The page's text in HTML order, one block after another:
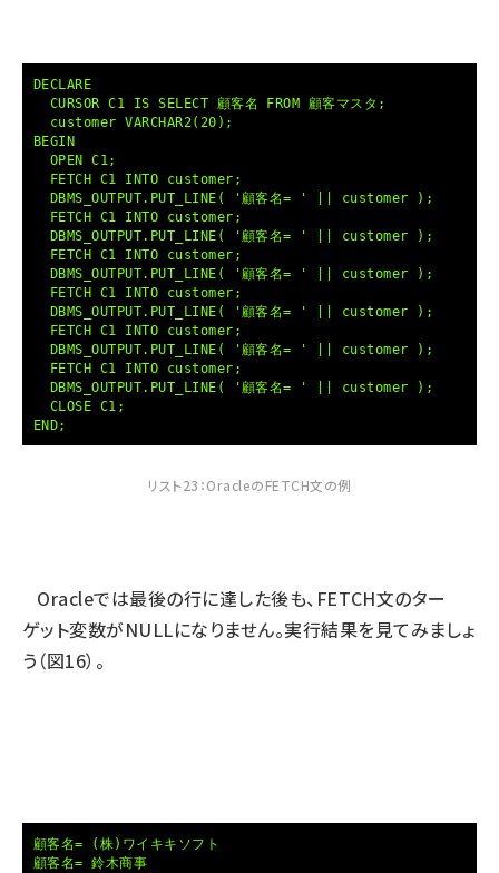
DECLARE
CURSOR C1 IS SELECT 顧客名 FROM 顧客マスタ;
customer VARCHAR2(20);
BEGIN
OPEN C1;
FETCH C1 INTO customer;
DBMS_OUTPUT.PUT_LINE( '顧客名= ' || customer );
FETCH C1 INTO customer;
DBMS_OUTPUT.PUT_LINE( '顧客名= ' || customer );
FETCH C1 INTO customer;
DBMS_OUTPUT.PUT_LINE( '顧客名= ' || customer );
FETCH C1 INTO customer;
DBMS_OUTPUT.PUT_LINE( '顧客名= ' || customer );
FETCH C1 INTO customer;
DBMS_OUTPUT.PUT_LINE( '顧客名= ' || customer );
FETCH C1 INTO customer;
DBMS_OUTPUT.PUT_LINE( '顧客名= ' || customer );
CLOSE C1;
END;
リスト23：OracleのFETCH文の例
Oracleでは最後の行に達した後も、FETCH文のター
ゲット変数がNULLになりません。実行結果を見てみましょ
う（図16）。
顧客名= (株)ワイキキソフト
顧客名= 鈴木商事